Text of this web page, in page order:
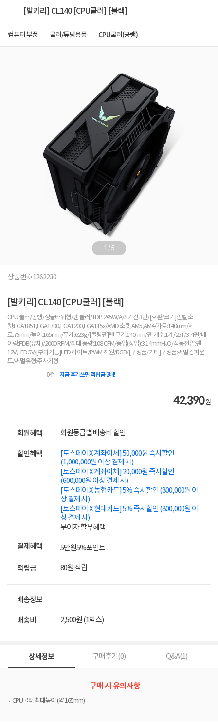
[발키리] CL140 [CPU쿨러] [블랙]
컴퓨터 부품 쿨러/튜닝용품 CPU쿨러(공랭)
1/5
상품번호1262230
[발키리] CL140 [CPU쿨러] [블랙]
CPU 쿨러/공랭/싱글타워형/팬 쿨러/TDP:245W/A/S기간:3년/[호환/크기]인텔 소
켓:LGA1851,LGA1700,LGA1200,LGA115x/AMD 소켓:AM5,AM4/가로:140mm/세
로:75mm/높이:165mm/무게:623g/[쿨링팬]팬 크기:140mm/팬 개수:1개/25T/3-4핀/베
어링:FDB(유체)/2000 RPM/최대 풍량:108 CFM/풍압(정압):3.14mmH₂O/작동전압:팬
12V,LED 5V/[부가기능]LED 라이트/PWM 지원/RGB/[구성품/기타]구성품:써멀컴파운
드/써멀유형:주사기형
0건 지금 후기쓰면 적립금 2배!
42,390원
회원혜택 회원등급별 배송비 할인
할인혜택
[토스페이 X 계좌이체] 50,000원 즉시할인
(1,000,000원 이상 결제 시)
[토스페이 X 계좌이체] 20,000원 즉시할인
(600,000원 이상 결제 시)
[토스페이 X 농협카드] 5% 즉시할인 (800,000원 이
상 결제 시)
[토스페이 X 현대카드] 5% 즉시할인 (800,000원 이
상 결제 시)
무이자 할부혜택
결제혜택 5만원5%포인트
적립금 80원 적립
배송정보
배송비 2,500원 (1박스)
상세정보 구매후기(0) Q&A(1)
구매 시 유의사항
CPU쿨러 최대높이 (약 165mm)